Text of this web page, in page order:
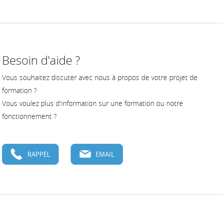
Besoin d'aide ?
Vous souhaitez discuter avec nous à propos de votre projet de
formation ?
Vous voulez plus d'information sur une formation ou notre
fonctionnement ?
RAPPEL EMAIL